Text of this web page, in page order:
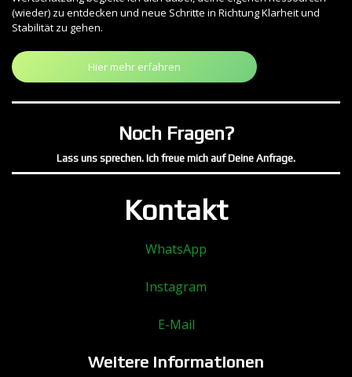
(wieder) zu entdecken und neue Schritte in Richtung Klarheit und
Stabilität zu gehen.
Hier mehr erfahren
Noch Fragen?
Lass uns sprechen. Ich freue mich auf Deine Anfrage.
Kontakt
WhatsApp
Instagram
E-Mail
Weitere Informationen